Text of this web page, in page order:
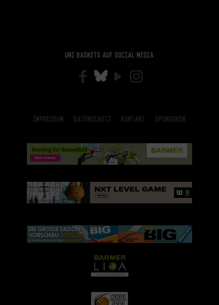
Uni Baskets auf Social Media
Impressum Datenschutz Kontakt Sponsoren